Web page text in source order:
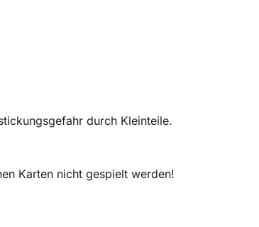
durch Kleinteile.
Karten nicht gespielt werden!